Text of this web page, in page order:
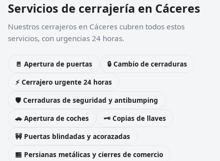
Servicios de cerrajería en Cáceres
Nuestros cerrajeros en Cáceres cubren todos estos
servicios, con urgencias 24 horas.
🚪 Apertura de puertas
🔒 Cambio de cerraduras
⚡ Cerrajero urgente 24 horas
🛡️ Cerraduras de seguridad y antibumping
🚗 Apertura de coches
🗝️ Copias de llaves
🚧 Puertas blindadas y acorazadas
🏪 Persianas metálicas y cierres de comercio